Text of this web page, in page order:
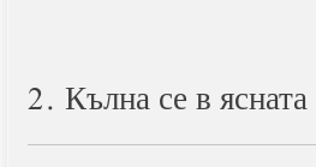
2. Кълна се в